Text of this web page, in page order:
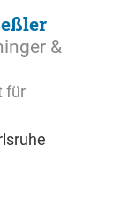
&
für